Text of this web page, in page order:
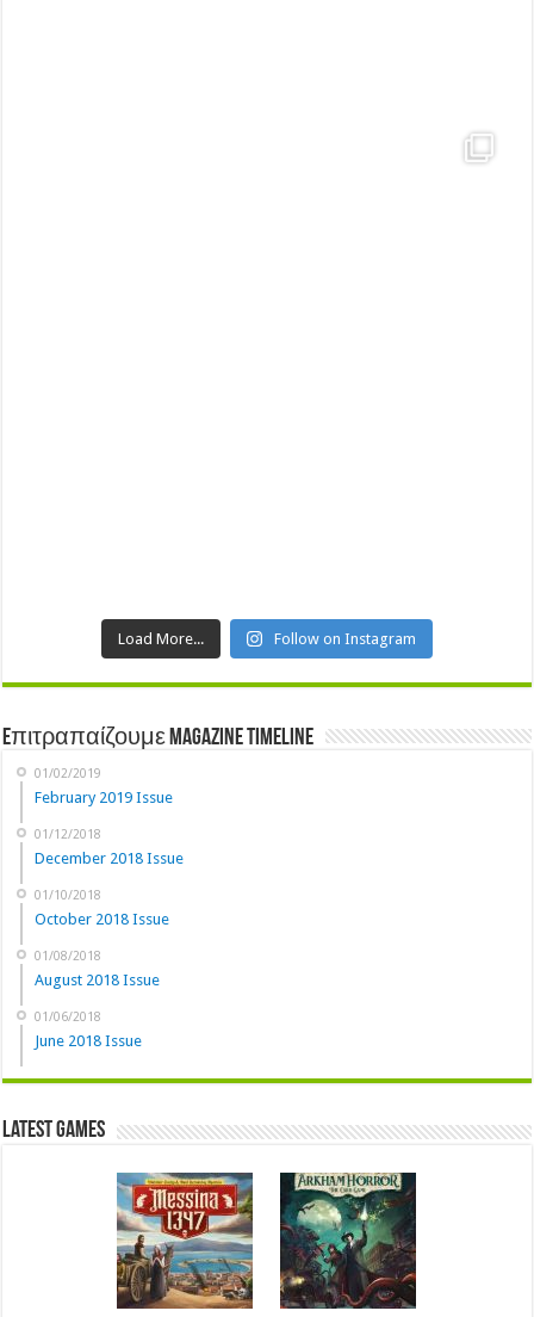
Load More... Follow on Instagram
Eπιτραπαίζουμε Magazine Timeline
01/02/2019
February 2019 Issue
01/12/2018
December 2018 Issue
01/10/2018
October 2018 Issue
01/08/2018
August 2018 Issue
01/06/2018
June 2018 Issue
Latest Games